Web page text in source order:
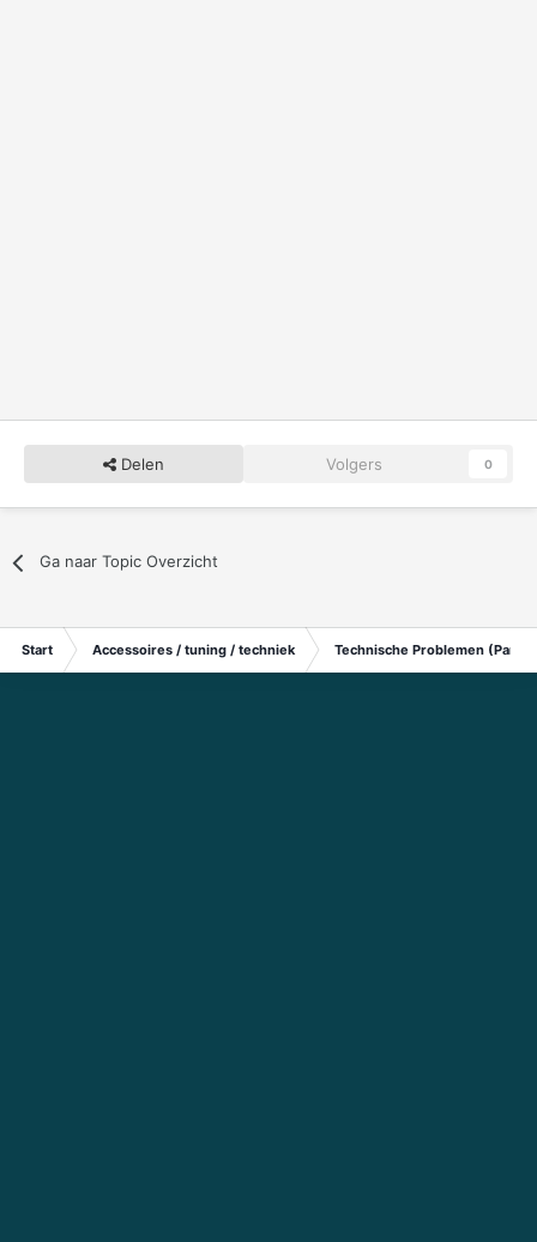
Delen Volgers 0
Ga naar Topic Overzicht
Start Accessoires / tuning / techniek Technische Problemen